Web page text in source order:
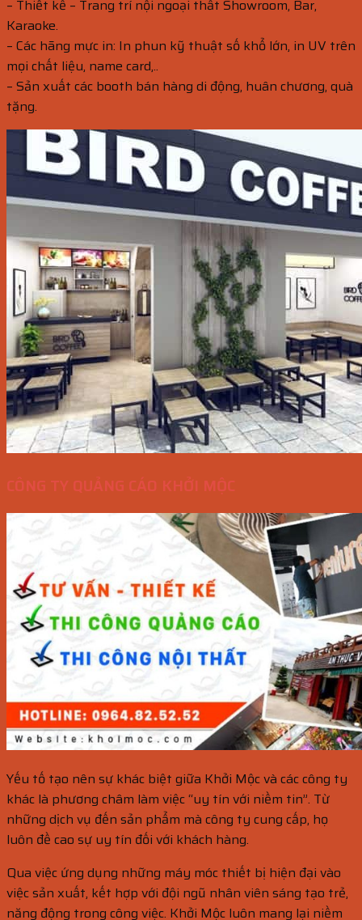
– Thiết kế – Trang trí nội ngoại thất Showroom, Bar,
Karaoke.
– Các hãng mực in: In phun kỹ thuật số khổ lớn, in UV trên
mọi chất liệu, name card,..
– Sản xuất các booth bán hàng di động, huân chương, quà
tặng.
CÔNG TY QUẢNG CÁO KHỞI MỘC
Yếu tố tạo nên sự khác biệt giữa Khởi Mộc và các công ty
khác là phương châm làm việc “uy tín với niềm tin”. Từ
những dịch vụ đến sản phẩm mà công ty cung cấp, họ
luôn đề cao sự uy tín đối với khách hàng.
Qua việc ứng dụng những máy móc thiết bị hiện đại vào
việc sản xuất, kết hợp với đội ngũ nhân viên sáng tạo trẻ,
năng động trong công việc. Khởi Mộc luôn mang lại niềm